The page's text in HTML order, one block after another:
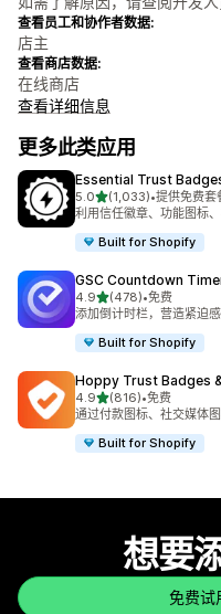
查看员工和协作者数据:
店主
查看商店数据:
在线商店
查看详细信息
更多此类应用
Essential Trust
5.0星（满分 5 星）
(1,033)
总共 1033 条评论
•提供免费套
利用信任徽章、功能图标
Built for Shopify
GSC Countdown
4.9星（满分 5 星）
(478)
总共 478 条评论
•免费
添加倒计时栏，营造紧迫
Built for Shopify
Hoppy Trust Badges
4.9星（满分 5 星）
(816)
总共 816 条评论
•免费
通过付款图标、社交媒体
Built for Shopify
想要
免费